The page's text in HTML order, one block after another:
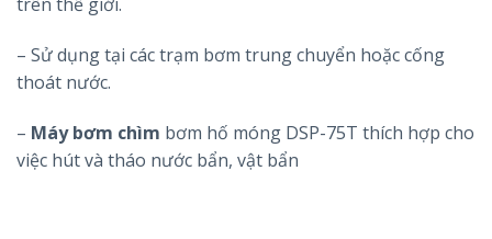
– Sử dụng tại các trạm bơm trung chuyển hoặc cống
thoát nước.
– Máy bơm chìm bơm hố móng DSP-75T thích hợp cho
việc hút và tháo nước bẩn, vật bẩn